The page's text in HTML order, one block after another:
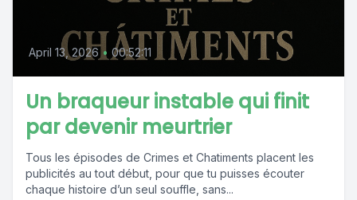
April 13, 2026 • 00:52:11
Un braqueur instable qui finit
par devenir meurtrier
Tous les épisodes de Crimes et Chatiments placent les
publicités au tout début, pour que tu puisses écouter
chaque histoire d’un seul souffle, sans...